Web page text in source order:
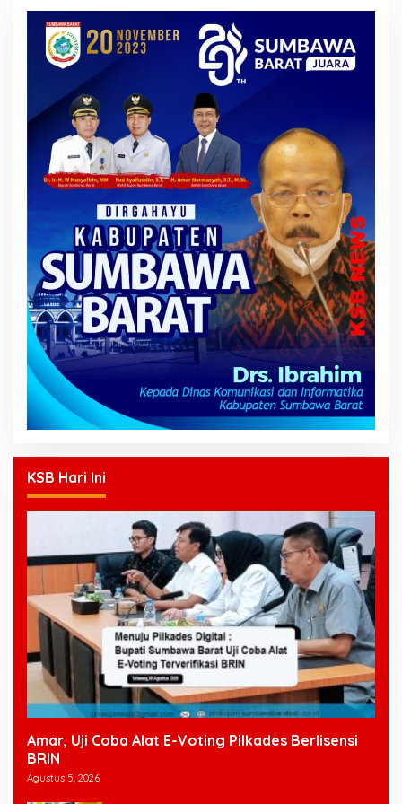
KSB Hari Ini
Amar, Uji Coba Alat E-Voting Pilkades Berlisensi
BRIN
Agustus 5, 2026